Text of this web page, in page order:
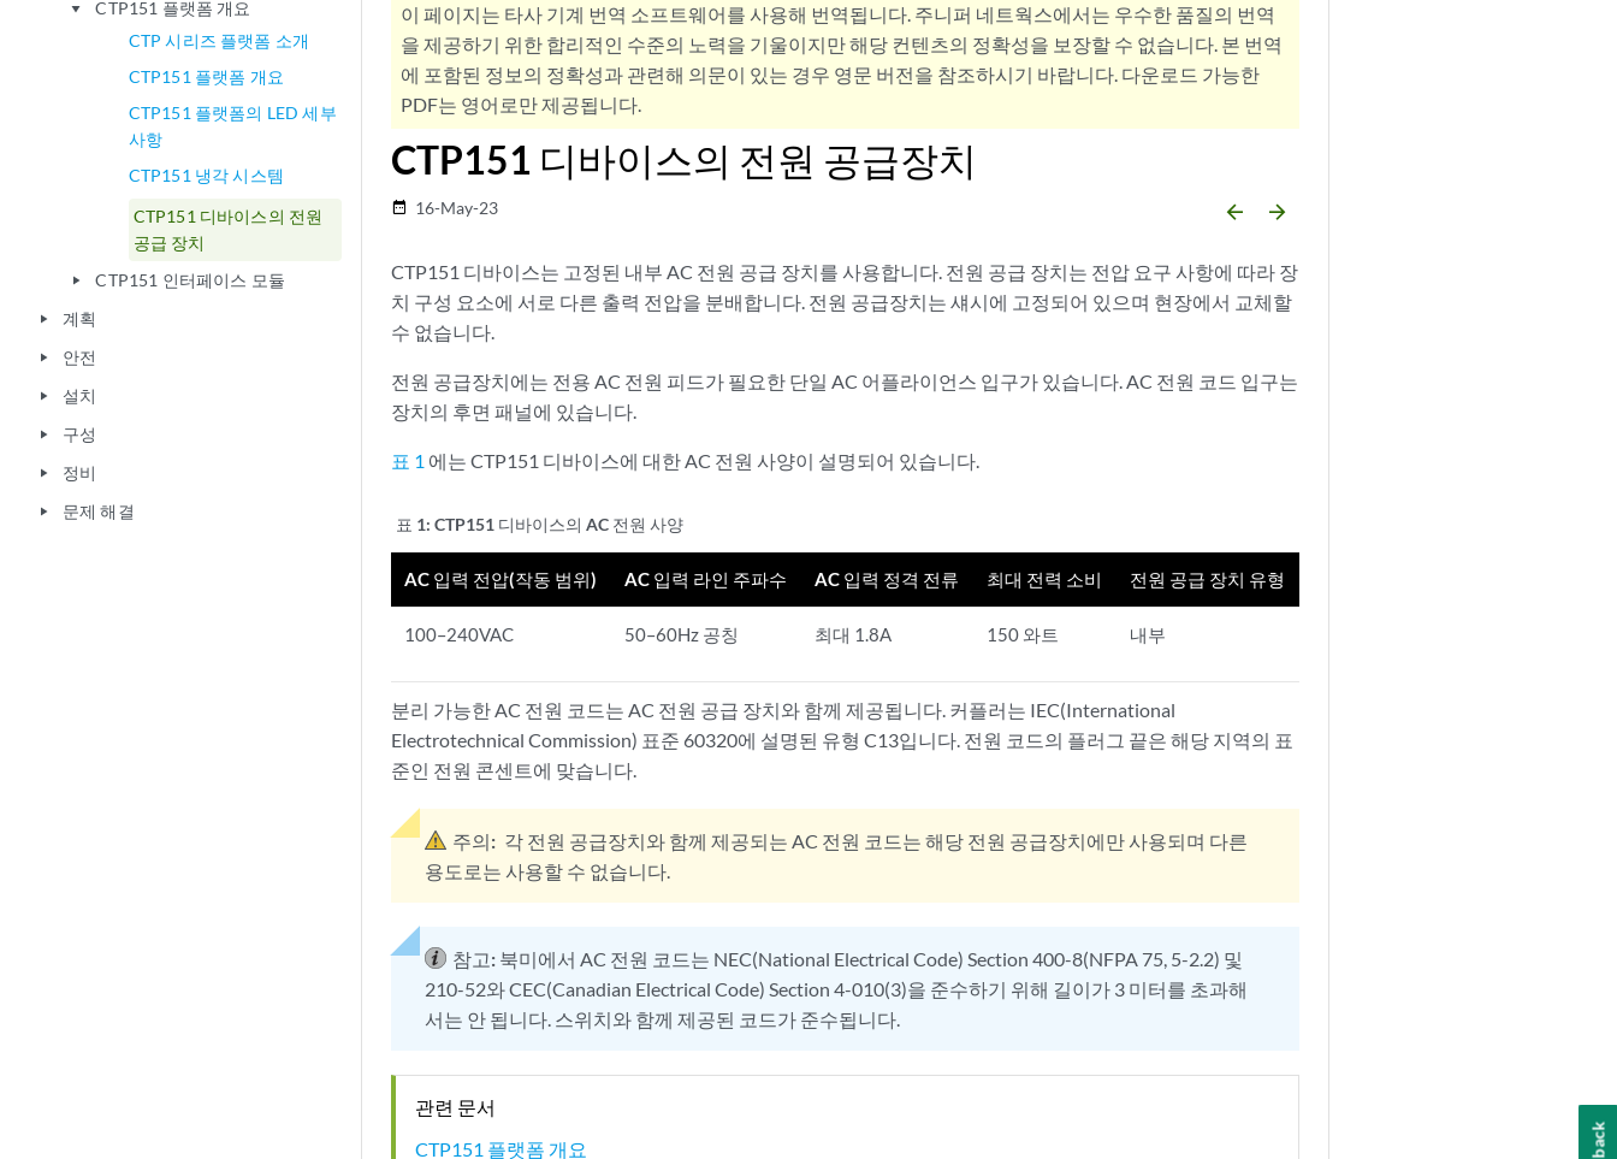
play_arrow
CTP151 플랫폼 개요
CTP 시리즈 플랫폼 소개
CTP151 플랫폼 개요
CTP151 플랫폼의 LED 세부
사항
CTP151 냉각 시스템
CTP151 디바이스의 전원
공급 장치
play_arrow CTP151 인터페이스 모듈
play_arrow 계획
play_arrow 안전
play_arrow 설치
play_arrow 구성
play_arrow 정비
play_arrow 문제 해결
이 페이지는 타사 기계 번역 소프트웨어를 사용해 번역됩니다. 주니퍼 네트웍스에서는 우수한 품질의 번역
을 제공하기 위한 합리적인 수준의 노력을 기울이지만 해당 컨텐츠의 정확성을 보장할 수 없습니다. 본 번역
에 포함된 정보의 정확성과 관련해 의문이 있는 경우 영문 버전을 참조하시기 바랍니다. 다운로드 가능한
PDF는 영어로만 제공됩니다.
CTP151 디바이스의 전원 공급장치
date_range 16-May-23 arrow_backward arrow_forward
CTP151 디바이스는 고정된 내부 AC 전원 공급 장치를 사용합니다. 전원 공급 장치는 전압 요구 사항에 따라 장
치 구성 요소에 서로 다른 출력 전압을 분배합니다. 전원 공급장치는 섀시에 고정되어 있으며 현장에서 교체할
수 없습니다.
전원 공급장치에는 전용 AC 전원 피드가 필요한 단일 AC 어플라이언스 입구가 있습니다. AC 전원 코드 입구는
장치의 후면 패널에 있습니다.
표 1 에는 CTP151 디바이스에 대한 AC 전원 사양이 설명되어 있습니다.
표 1: CTP151 디바이스의 AC 전원 사양
AC 입력 전압(작동 범위) AC 입력 라인 주파수 AC 입력 정격 전류 최대 전력 소비 전원 공급 장치 유형
100–240VAC 50–60Hz 공칭 최대 1.8A 150 와트 내부
분리 가능한 AC 전원 코드는 AC 전원 공급 장치와 함께 제공됩니다. 커플러는 IEC(International
Electrotechnical Commission) 표준 60320에 설명된 유형 C13입니다. 전원 코드의 플러그 끝은 해당 지역의 표
준인 전원 콘센트에 맞습니다.
주의: 각 전원 공급장치와 함께 제공되는 AC 전원 코드는 해당 전원 공급장치에만 사용되며 다른
용도로는 사용할 수 없습니다.
참고: 북미에서 AC 전원 코드는 NEC(National Electrical Code) Section 400-8(NFPA 75, 5-2.2) 및
210-52와 CEC(Canadian Electrical Code) Section 4-010(3)을 준수하기 위해 길이가 3 미터를 초과해
서는 안 됩니다. 스위치와 함께 제공된 코드가 준수됩니다.
관련 문서
CTP151 플랫폼 개요